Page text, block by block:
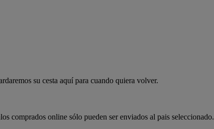
su cesta aquí para cuando quiera volver.
comprados online sólo pueden ser enviados al pais seleccionado.